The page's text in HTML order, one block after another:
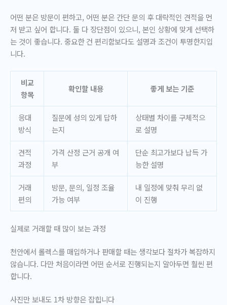
어떤 분은 방문이 편하고, 어떤 분은 간단 문의 후 대략적인 견적을 먼
저 받고 싶어 합니다. 둘 다 장단점이 있으니, 본인 상황에 맞게 선택하
는 것이 좋습니다. 중요한 건 편리함보다도 설명과 조건이 투명한지입
니다.
비교
항목
확인할 내용 좋게 보는 기준
응대
방식
질문에 성의 있게 답하
는지
상태별 차이를 구체적으
로 설명
견적
과정
가격 산정 근거 공개 여
부
단순 최고가보다 납득 가
능한 설명
거래
편의
방문, 문의, 일정 조율
가능 여부
내 일정에 맞춰 무리 없
이 진행
실제로 거래할 때 많이 보는 과정
천안에서 롤렉스를 매입하거나 판매할 때는 생각보다 절차가 복잡하지
않습니다. 다만 처음이라면 어떤 순서로 진행되는지 알아두면 훨씬 편
합니다.
사진만 보내도 1차 방향은 잡힙니다